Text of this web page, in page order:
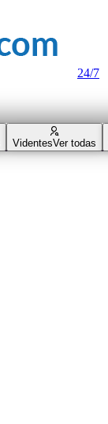
24/7
VidentesVer todas